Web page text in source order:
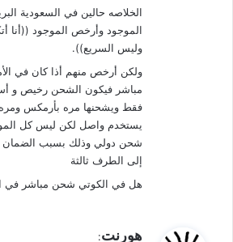
الخلاصه حالين في السعودية
الموجود وأرخص الموجود ((أنا
وليس السريع)).
ولكن أرخص منهم أذا كان في
مباشر فيكون الشحن رخيص و
يستخدم واصل لكن ليس كل
شحن دولي وذلك بسبب الضمان
إلى الطرف ثالثة
هل في الكوتي شحن مباشر في
هورنت: